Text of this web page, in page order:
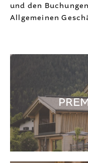
Anfragen
KULINARIK &
ERLEBEN &
und den
Allgemeinen